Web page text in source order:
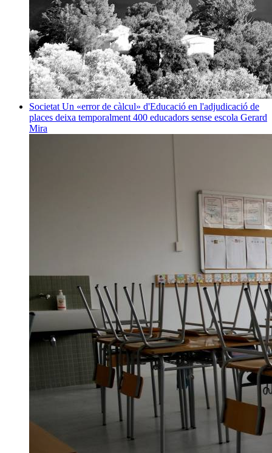
Societat Un «error de càlcul» d'Educació en l'adjudicació de
places deixa temporalment 400 educadors sense escola Gerard
Mira